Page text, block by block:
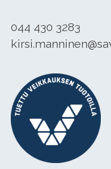
044 430 3283